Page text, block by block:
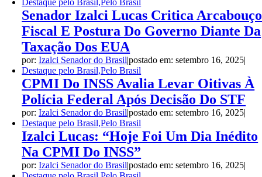
Destaque pelo Brasil,Pelo Brasil
Senador Izalci Lucas Critica Arcabouço
Fiscal E Postura Do Governo Diante Da
Taxação Dos EUA
por:Izalci Senador do Brasil|postado em: setembro 16, 2025|
Destaque pelo Brasil,Pelo Brasil
CPMI Do INSS Avalia Levar Oitivas À
Polícia Federal Após Decisão Do STF
por:Izalci Senador do Brasil|postado em: setembro 16, 2025|
Destaque pelo Brasil,Pelo Brasil
Izalci Lucas: “Hoje Foi Um Dia Inédito
Na CPMI Do INSS”
por:Izalci Senador do Brasil|postado em: setembro 16, 2025|